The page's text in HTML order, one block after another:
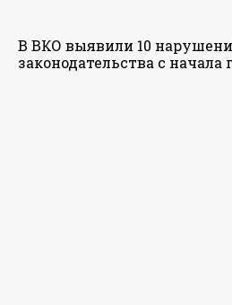
В ВКО выявили 10
законодательства с начала